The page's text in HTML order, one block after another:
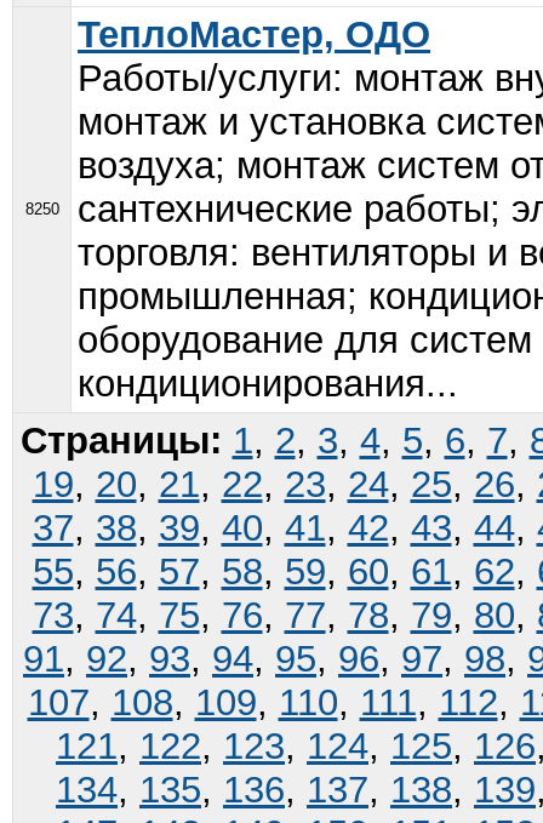
8250
ТеплоМастер, ОДО
Работы/услуги: монтаж
монтаж и установка
воздуха; монтаж систем
сантехнические работы;
торговля: вентиляторы и
промышленная;
оборудование для
кондиционирования...
Страницы: 1, 2, 3, 4, 5, 6, 7,
19, 20, 21, 22, 23, 24, 25, 26,
37, 38, 39, 40, 41, 42, 43, 44,
55, 56, 57, 58, 59, 60, 61, 62,
73, 74, 75, 76, 77, 78, 79, 80,
91, 92, 93, 94, 95, 96, 97, 98,
107, 108, 109, 110, 111, 112,
121, 122, 123, 124, 125, 126
134, 135, 136, 137, 138, 139